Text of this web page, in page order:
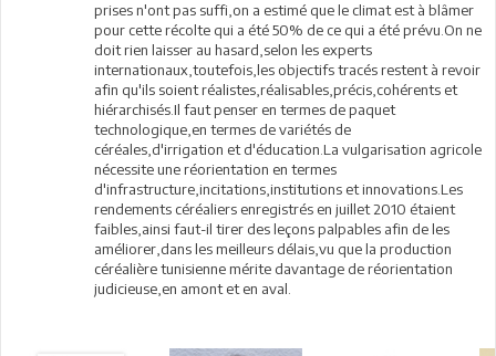
prises n'ont pas suffi,on a estimé que le climat est à blâmer
pour cette récolte qui a été 50% de ce qui a été prévu.On ne
doit rien laisser au hasard,selon les experts
internationaux,toutefois,les objectifs tracés restent à revoir
afin qu'ils soient réalistes,réalisables,précis,cohérents et
hiérarchisés.Il faut penser en termes de paquet
technologique,en termes de variétés de
céréales,d'irrigation et d'éducation.La vulgarisation agricole
nécessite une réorientation en termes
d'infrastructure,incitations,institutions et innovations.Les
rendements céréaliers enregistrés en juillet 2010 étaient
faibles,ainsi faut-il tirer des leçons palpables afin de les
améliorer,dans les meilleurs délais,vu que la production
céréalière tunisienne mérite davantage de réorientation
judicieuse,en amont et en aval.